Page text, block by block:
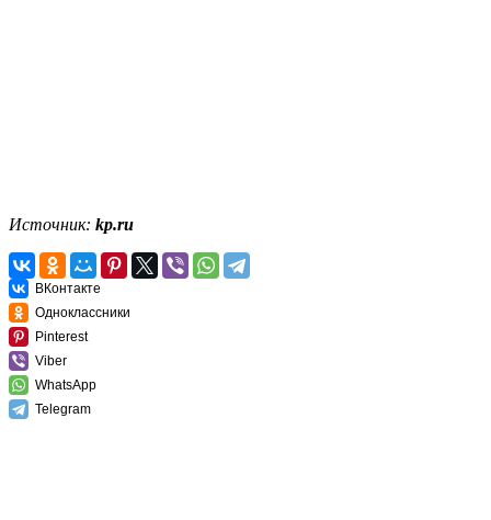
Источник: kp.ru
ВКонтакте
Одноклассники
Pinterest
Viber
WhatsApp
Telegram